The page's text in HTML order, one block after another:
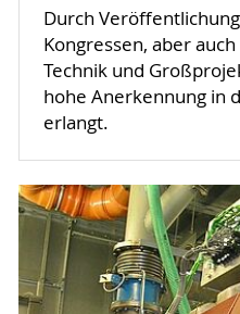
Durch
Kongressen, aber
Technik und
hohe Anerkennung in
erlangt.